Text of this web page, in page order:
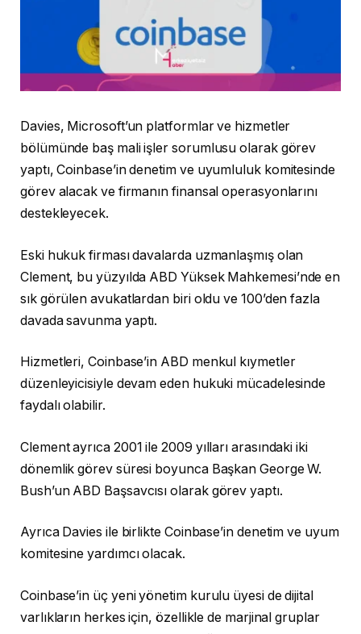
Davies, Microsoft’un platformlar ve hizmetler
bölümünde baş mali işler sorumlusu olarak görev
yaptı, Coinbase’in denetim ve uyumluluk komitesinde
görev alacak ve firmanın finansal operasyonlarını
destekleyecek.
Eski hukuk firması davalarda uzmanlaşmış olan
Clement, bu yüzyılda ABD Yüksek Mahkemesi’nde en
sık görülen avukatlardan biri oldu ve 100’den fazla
davada savunma yaptı.
Hizmetleri, Coinbase’in ABD menkul kıymetler
düzenleyicisiyle devam eden hukuki mücadelesinde
faydalı olabilir.
Clement ayrıca 2001 ile 2009 yılları arasındaki iki
dönemlik görev süresi boyunca Başkan George W.
Bush’un ABD Başsavcısı olarak görev yaptı.
Ayrıca Davies ile birlikte Coinbase’in denetim ve uyum
komitesine yardımcı olacak.
Coinbase’in üç yeni yönetim kurulu üyesi de dijital
varlıkların herkes için, özellikle de marjinal gruplar